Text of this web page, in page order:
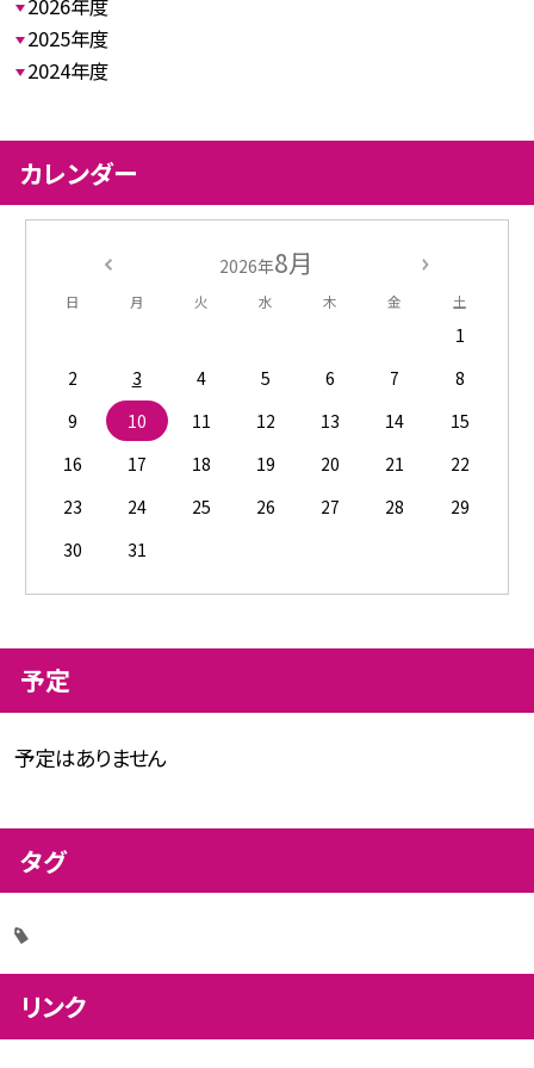
2026年度
2025年度
2024年度
カレンダー
2026年8月
日 月 火 水 木 金 土
1
2
3 4 5 6 7
8
9
10 11 12 13 14
15
16
17 18 19 20 21
22
23
24 25 26 27 28
29
30
31
予定
予定はありません
タグ
リンク